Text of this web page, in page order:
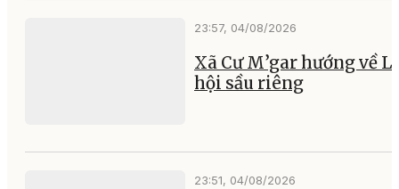
23:57, 04/08/2026
Xã Cư M’gar hướng về
hội sầu riêng
23:51, 04/08/2026